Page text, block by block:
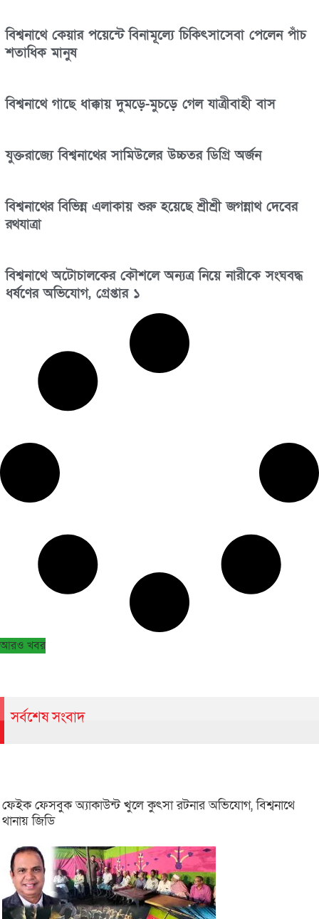
বিশ্বনাথে কেয়ার পয়েন্টে বিনামূল্যে চিকিৎসাসেবা পেলেন পাঁচ
শতাধিক মানুষ
বিশ্বনাথে গাছে ধাক্কায় দুমড়ে-মুচড়ে গেল যাত্রীবাহী বাস
যুক্তরাজ্যে বিশ্বনাথের সামিউলের উচ্চতর ডিগ্রি অর্জন
বিশ্বনাথের বিভিন্ন এলাকায় শুরু হয়েছে শ্রীশ্রী জগন্নাথ দেবের
রথযাত্রা
বিশ্বনাথে অটোচালকের কৌশলে অন্যত্র নিয়ে নারীকে সংঘবদ্ধ
ধর্ষণের অভিযোগ, গ্রেপ্তার ১
আরও খবর
সর্বশেষ সংবাদ
ফেইক ফেসবুক অ্যাকাউন্ট খুলে কুৎসা রটনার অভিযোগ, বিশ্বনাথে
থানায় জিডি